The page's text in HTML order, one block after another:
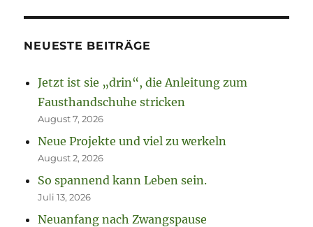
NEUESTE BEITRÄGE
Jetzt ist sie „drin“, die Anleitung zum
Fausthandschuhe stricken
August 7, 2026
Neue Projekte und viel zu werkeln
August 2, 2026
So spannend kann Leben sein.
Juli 13, 2026
Neuanfang nach Zwangspause